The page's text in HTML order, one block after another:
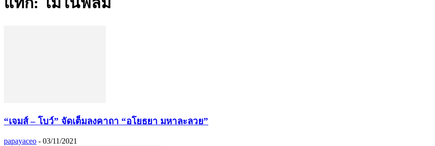
“เจมส์ – โบว์” จัดเต็มลงคาถา “อโยธยา มหาละลวย”
papayaceo - 03/11/2021